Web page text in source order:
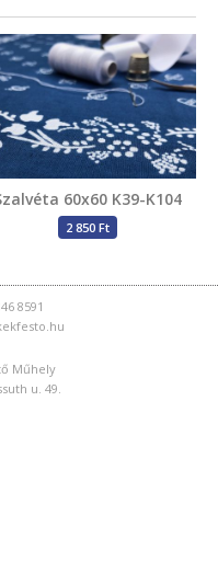
60x60 K39-K104
2 850 Ft
8591
Műhely
u. 49.